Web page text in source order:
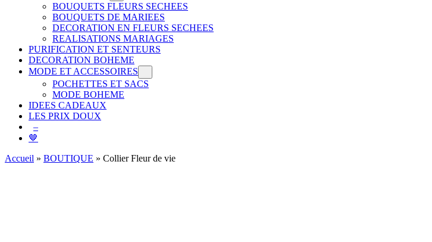
BOUQUETS FLEURS SECHEES
BOUQUETS DE MARIEES
DECORATION EN FLEURS SECHEES
REALISATIONS MARIAGES
PURIFICATION ET SENTEURS
DECORATION BOHEME
MODE ET ACCESSOIRES
POCHETTES ET SACS
MODE BOHEME
IDEES CADEAUX
LES PRIX DOUX
–
🤎
Accueil » BOUTIQUE » Collier Fleur de vie